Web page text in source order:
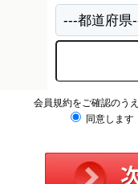
会員規約をご確認のう
同意します